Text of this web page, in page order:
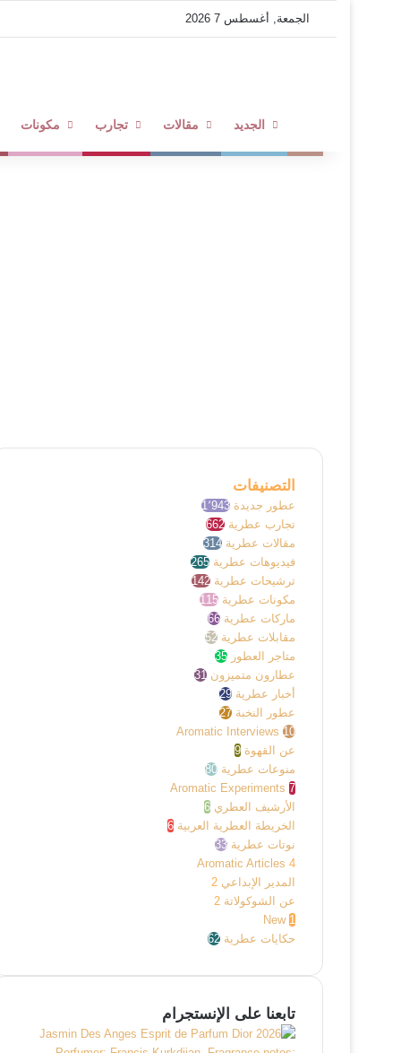
الجمعة, أغسطس 7 2026
لمحة عطرية
الجديد مقالات تجارب مكونات
التصنيفات
عطور جديدة 1٬943
تجارب عطرية 662
مقالات عطرية 314
فيديوهات عطرية 265
ترشيحات عطرية 142
مكونات عطرية 115
ماركات عطرية 66
مقابلات عطرية 52
متاجر العطور 35
عطارون متميزون 31
أخبار عطرية 29
عطور النخبة 27
Aromatic Interviews 10
عن القهوة 9
منوعات عطرية 80
Aromatic Experiments 7
الأرشيف العطري 6
الخريطة العطرية العربية 6
نوتات عطرية 33
Aromatic Articles 4
المدير الإبداعي 2
عن الشوكولاتة 2
New 1
حكايات عطرية 62
تابعنا على الإنستجرام